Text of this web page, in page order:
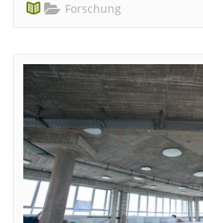
Forschung